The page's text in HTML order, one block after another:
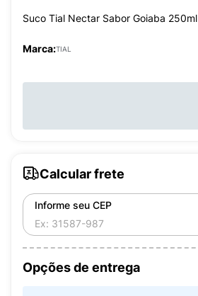
Suco Tial Nectar Sabor Goiaba 250ml
Marca:TIAL
Calcular frete
Informe seu CEP
Opções de entrega